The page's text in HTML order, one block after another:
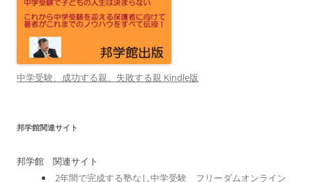
中学受験、成功する親、失敗する親 Kindle版
邦学館関連サイト
邦学館 関連サイト
2年間で完成する塾なし中学受験 フリーダムオンライン